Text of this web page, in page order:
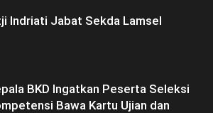
Indriati Jabat Sekda Lamsel
BKD Ingatkan Peserta Seleksi
Bawa Kartu Ujian dan